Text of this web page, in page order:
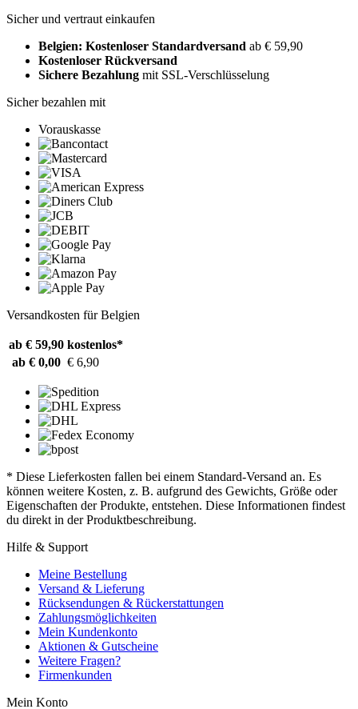
Sicher und vertraut einkaufen
Belgien: Kostenloser Standardversand ab € 59,90
Kostenloser Rückversand
Sichere Bezahlung mit SSL-Verschlüsselung
Sicher bezahlen mit
Vorauskasse
Versandkosten für Belgien
ab € 59,90 kostenlos*
ab € 0,00 € 6,90
* Diese Lieferkosten fallen bei einem Standard-Versand an. Es
können weitere Kosten, z. B. aufgrund des Gewichts, Größe oder
Eigenschaften der Produkte, entstehen. Diese Informationen findest
du direkt in der Produktbeschreibung.
Hilfe & Support
Meine Bestellung
Versand & Lieferung
Rücksendungen & Rückerstattungen
Zahlungsmöglichkeiten
Mein Kundenkonto
Aktionen & Gutscheine
Weitere Fragen?
Firmenkunden
Mein Konto